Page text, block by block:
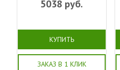
5038 руб.
КУПИТЬ
ЗАКАЗ В 1 КЛИК